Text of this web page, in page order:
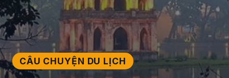
CÂU CHUYỆN DU LỊCH